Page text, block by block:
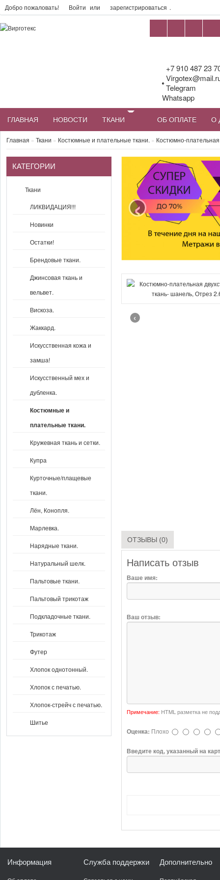
Добро пожаловать! Войти или зарегистрироваться .
+7 910 487 23
Telegram
Whatsapp
ГЛАВНАЯ НОВОСТИ ТКАНИ ОБ ОПЛАТЕ О
Главная » Ткани » Костюмные и плательные ткани. » Костюмно-
КАТЕГОРИИ
Ткани
ЛИКВИДАЦИЯ!!!
Новинки
Остатки!
Брендовые ткани.
Джинсовая ткань и
вельвет.
Вискоза.
Жаккард.
Искусственная кожа и
замша!
Искусственный мех и
дубленка.
Костюмные и
плательные ткани.
Кружевная ткань и сетки.
Купра
Курточные/плащевые
ткани.
Лён, Конопля.
Марлевка.
Нарядные ткани.
Натуральный шелк.
Пальтовые ткани.
Пальтовый трикотаж
Подкладочные ткани.
Трикотаж
Футер
Хлопок однотонный.
Хлопок с печатью.
Хлопок-стрейч с печатью.
Шитье
‹
‹
ОТЗЫВЫ (0)
Написать отзыв
Ваше имя:
Ваш отзыв:
Примечание: HTML разметка не
Оценка: Плохо
Введите код, указанный на
Информация Служба поддержки Дополнительно